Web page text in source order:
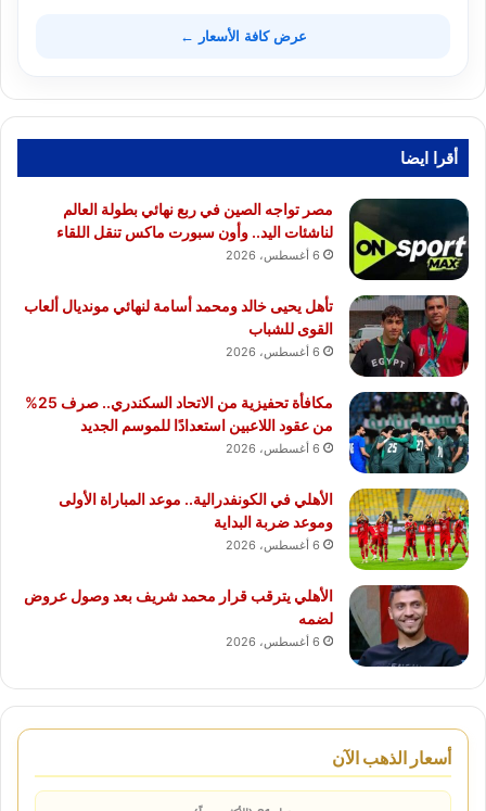
عرض كافة الأسعار ←
أقرا ايضا
مصر تواجه الصين في ربع نهائي بطولة العالم
لناشئات اليد.. وأون سبورت ماكس تنقل اللقاء
6 أغسطس، 2026
تأهل يحيى خالد ومحمد أسامة لنهائي مونديال ألعاب
القوى للشباب
6 أغسطس، 2026
مكافأة تحفيزية من الاتحاد السكندري.. صرف 25%
من عقود اللاعبين استعدادًا للموسم الجديد
6 أغسطس، 2026
الأهلي في الكونفدرالية.. موعد المباراة الأولى
وموعد ضربة البداية
6 أغسطس، 2026
الأهلي يترقب قرار محمد شريف بعد وصول عروض
لضمه
6 أغسطس، 2026
أسعار الذهب الآن